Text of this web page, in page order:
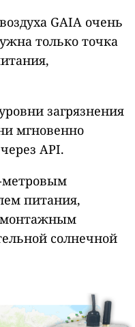
GAIA очень
только точка
загрязнения
мгновенно
API.
метровым
питания,
монтажным
солнечной